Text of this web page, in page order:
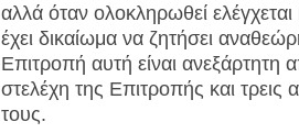
αλλά όταν ολοκληρωθεί ελέγχεται
έχει δικαίωμα να ζητήσει
Επιτροπή αυτή είναι ανεξάρτητη
στελέχη της Επιτροπής και
τους.